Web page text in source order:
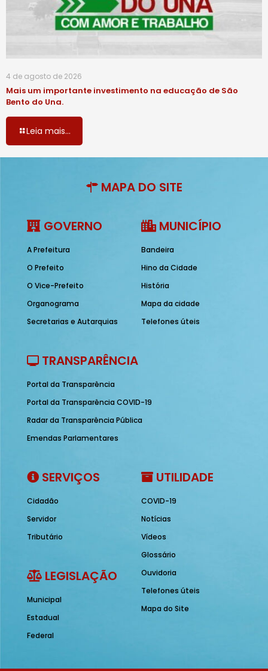
4 de agosto de 2026
Mais um importante investimento na educação de São
Bento do Una.
Leia mais...
MAPA DO SITE
GOVERNO
A Prefeitura
O Prefeito
O Vice-Prefeito
Organograma
Secretarias e Autarquias
MUNICÍPIO
Bandeira
Hino da Cidade
História
Mapa da cidade
Telefones úteis
TRANSPARÊNCIA
Portal da Transparência
Portal da Transparência COVID-19
Radar da Transparência Pública
Emendas Parlamentares
SERVIÇOS
Cidadão
Servidor
Tributário
LEGISLAÇÃO
Municipal
Estadual
Federal
UTILIDADE
COVID-19
Notícias
Vídeos
Glossário
Ouvidoria
Telefones úteis
Mapa do Site